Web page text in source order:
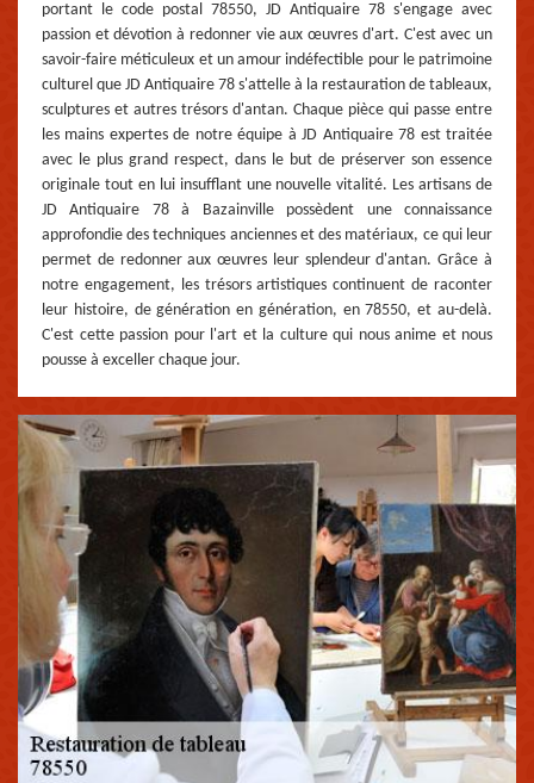
portant le code postal 78550, JD Antiquaire 78 s'engage avec
passion et dévotion à redonner vie aux œuvres d'art. C'est avec un
savoir-faire méticuleux et un amour indéfectible pour le patrimoine
culturel que JD Antiquaire 78 s'attelle à la restauration de tableaux,
sculptures et autres trésors d'antan. Chaque pièce qui passe entre
les mains expertes de notre équipe à JD Antiquaire 78 est traitée
avec le plus grand respect, dans le but de préserver son essence
originale tout en lui insufflant une nouvelle vitalité. Les artisans de
JD Antiquaire 78 à Bazainville possèdent une connaissance
approfondie des techniques anciennes et des matériaux, ce qui leur
permet de redonner aux œuvres leur splendeur d'antan. Grâce à
notre engagement, les trésors artistiques continuent de raconter
leur histoire, de génération en génération, en 78550, et au-delà.
C'est cette passion pour l'art et la culture qui nous anime et nous
pousse à exceller chaque jour.